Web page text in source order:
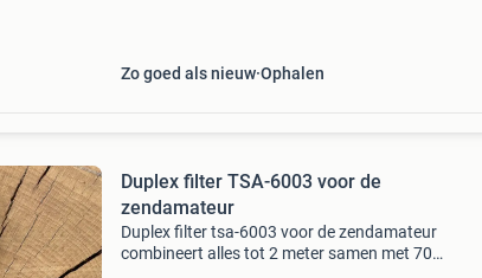
Zo goed als nieuw Ophalen
Duplex filter TSA-6003 voor de
zendamateur
Duplex filter tsa-6003 voor de zendamateur
combineert alles tot 2 meter samen met 70